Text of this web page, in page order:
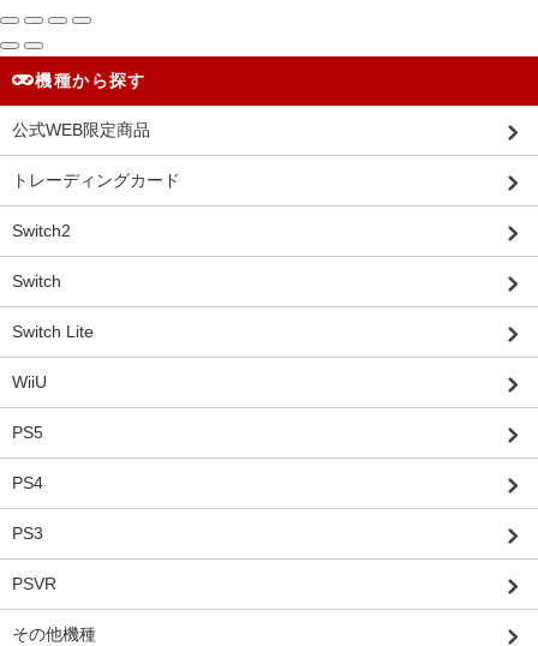
機種から探す
公式WEB限定商品
トレーディングカード
Switch2
Switch
Switch Lite
WiiU
PS5
PS4
PS3
PSVR
その他機種